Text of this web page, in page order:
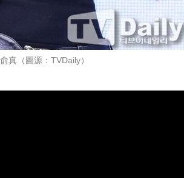
真（圖源：TVDaily）